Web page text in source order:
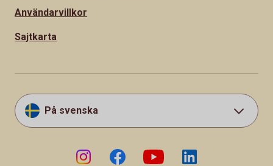
Användarvillkor
Sajtkarta
På svenska